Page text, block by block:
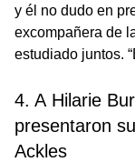
y él no dudo en
excompañera de
estudiado juntos.
4. A Hilarie
presentaron
Ackles